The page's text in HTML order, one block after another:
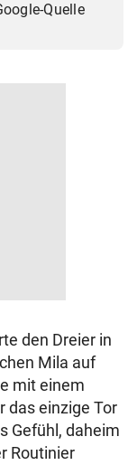
Quelle
den Dreier in
Mila auf
mit einem
das einzige Tor
Gefühl, daheim
Routinier